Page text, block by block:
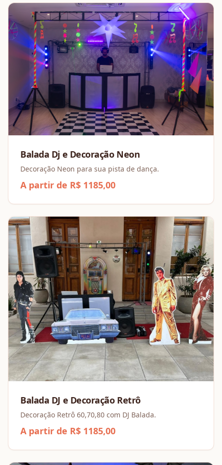
Balada Dj e Decoração Neon
Decoração Neon para sua pista de dança.
A partir de R$ 1185,00
Balada DJ e Decoração Retrô
Decoração Retrô 60,70,80 com DJ Balada.
A partir de R$ 1185,00